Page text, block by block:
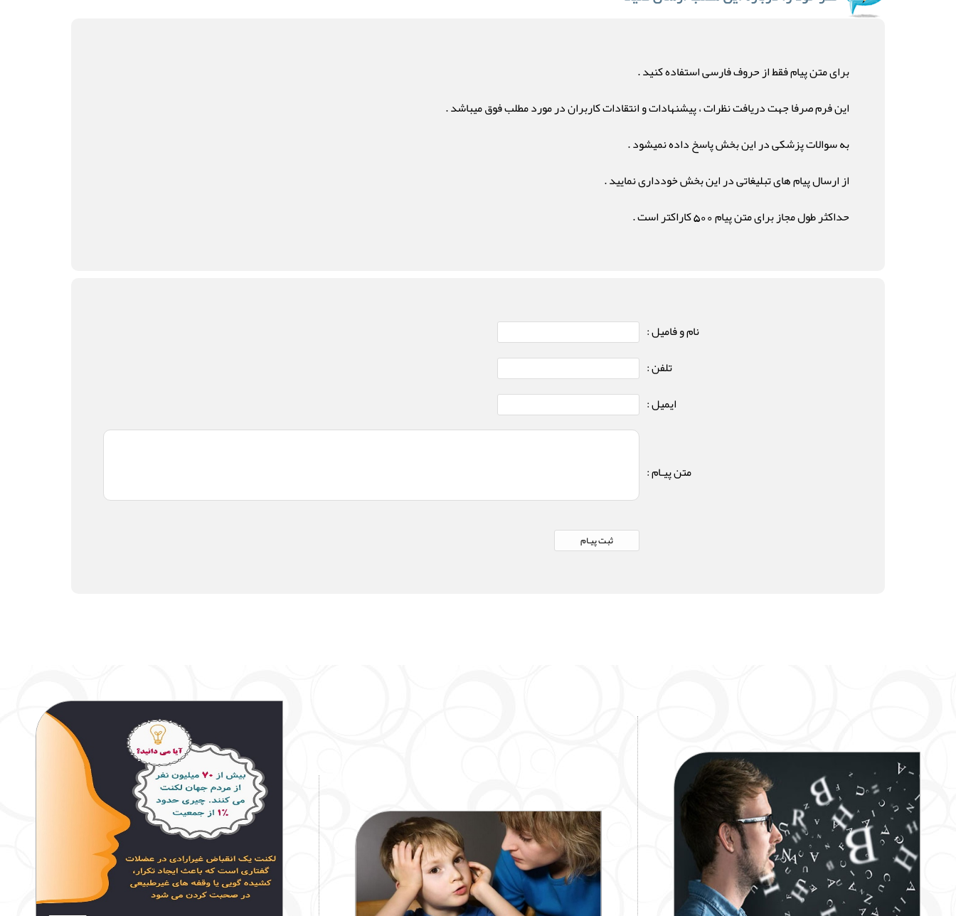
برای متن پیام فقط از حروف فارسی استفاده کنید .
این فرم صرفا جهت دریافت نظرات ، پیشنهادات و انتقادات کاربران در مورد مطلب فوق میباشد .
به سوالات پزشکی در این بخش پاسخ داده نمیشود .
از ارسال پیام های تبلیغاتی در این بخش خودداری نمایید .
حداکثر طول مجاز برای متن پیام 500 کاراکتر است .
نام و فامیل :
تلفن :
ایمیل :
متن پیـام :